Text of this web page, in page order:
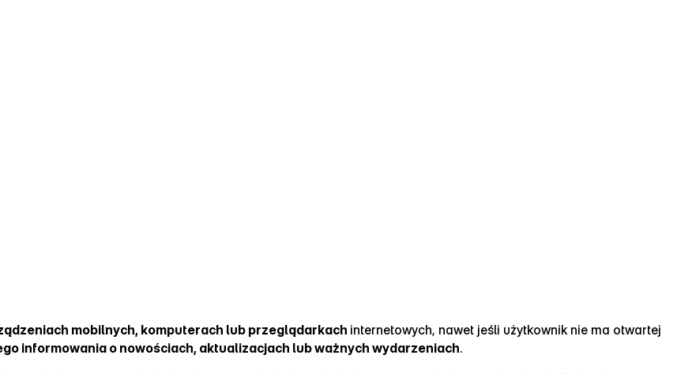
mobilnych, komputerach lub przeglądarkach internetowych, nawet jeśli użytkownik nie ma otwartej
informowania o nowościach, aktualizacjach lub ważnych wydarzeniach.